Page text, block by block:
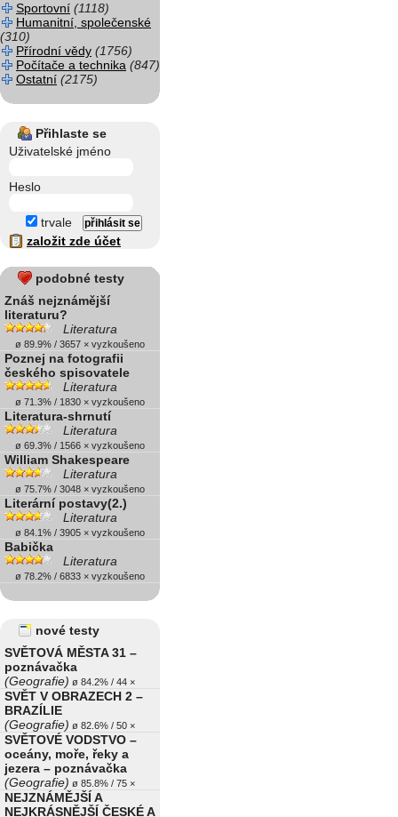
Sportovní (1118)
Humanitní, společenské
(310)
Přírodní vědy (1756)
Počítače a technika (847)
Ostatní (2175)
Přihlaste se
Uživatelské jméno
Heslo
trvale
založit zde účet
podobné testy
Znáš nejznámější
literaturu?
Literatura
ø 89.9% / 3657 × vyzkoušeno
Poznej na fotografii
českého spisovatele
Literatura
ø 71.3% / 1830 × vyzkoušeno
Literatura-shrnutí
Literatura
ø 69.3% / 1566 × vyzkoušeno
William Shakespeare
Literatura
ø 75.7% / 3048 × vyzkoušeno
Literární postavy(2.)
Literatura
ø 84.1% / 3905 × vyzkoušeno
Babička
Literatura
ø 78.2% / 6833 × vyzkoušeno
nové testy
SVĚTOVÁ MĚSTA 31 –
poznávačka
(Geografie) ø 84.2% / 44 ×
SVĚT V OBRAZECH 2 –
BRAZÍLIE
(Geografie) ø 82.6% / 50 ×
SVĚTOVÉ VODSTVO –
oceány, moře, řeky a
jezera – poznávačka
(Geografie) ø 85.8% / 75 ×
NEJZNÁMĚJŠÍ A
NEJKRÁSNĚJŠÍ ČESKÉ A